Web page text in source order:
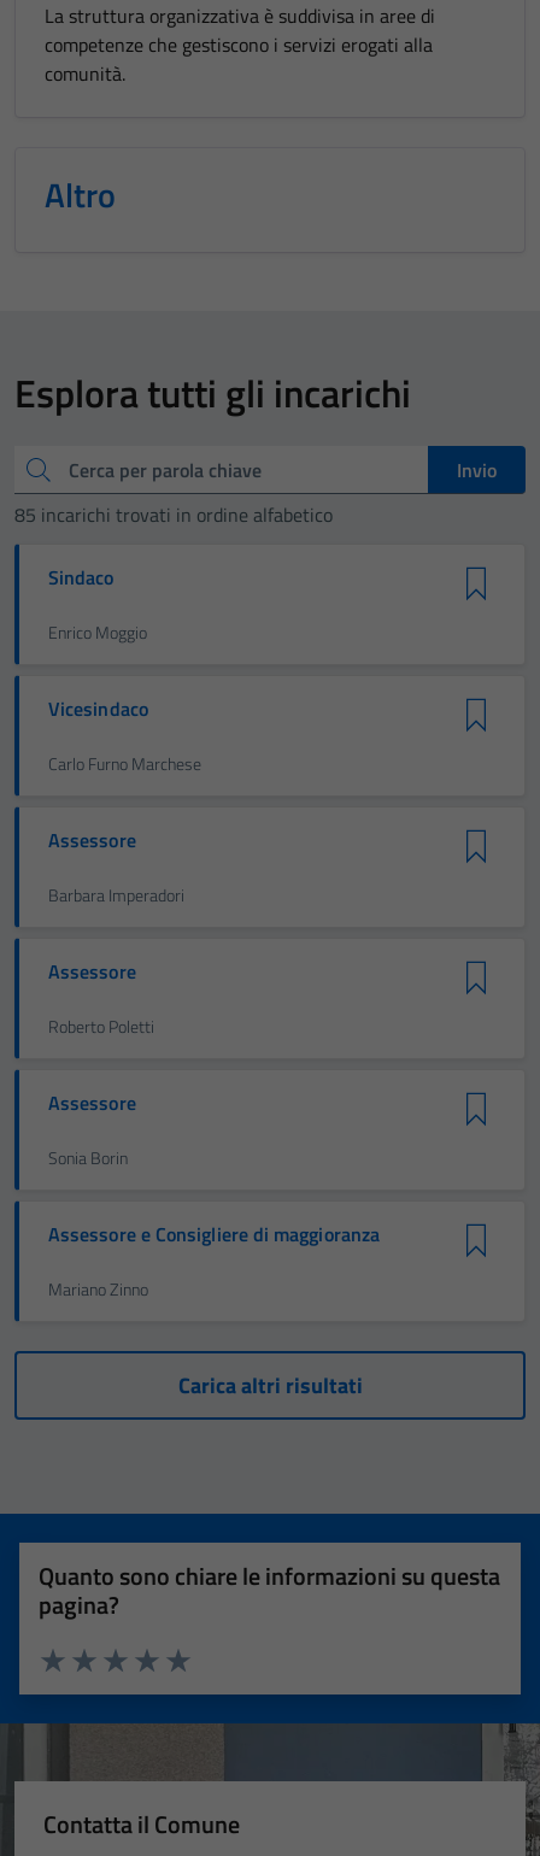
La struttura organizzativa è suddivisa in aree di
competenze che gestiscono i servizi erogati alla
comunità.
Altro
Esplora tutti gli incarichi
Cerca
Invio
85 incarichi trovati in ordine alfabetico
Sindaco
Enrico Moggio
Vicesindaco
Carlo Furno Marchese
Assessore
Barbara Imperadori
Assessore
Roberto Poletti
Assessore
Sonia Borin
Assessore e Consigliere di maggioranza
Mariano Zinno
Carica altri risultati
Quanto sono chiare le informazioni su questa
pagina?
Valuta 5 stelle su 5
Valuta 4 stelle su 5
Valuta 3 stelle su 5
Valuta 2 stelle su 5
Valuta 1 stelle su 5
Contatta il Comune